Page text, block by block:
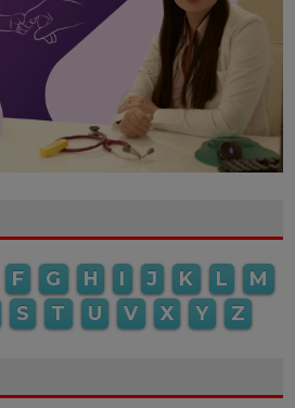
F G H I J K L
M
S T U V X Y Z